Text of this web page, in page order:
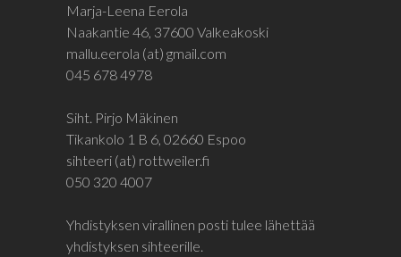
Marja-Leena Eerola
Naakantie 46, 37600 Valkeakoski
mallu.eerola (at) gmail.com
045 678 4978
Siht. Pirjo Mäkinen
Tikankolo 1 B 6, 02660 Espoo
sihteeri (at) rottweiler.fi
050 320 4007
Yhdistyksen virallinen posti tulee lähettää
yhdistyksen sihteerille.